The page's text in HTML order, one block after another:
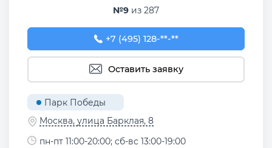
№9 из 287
+7 (495) 128-91-92
+7 (495) 128-**-**
Оставить заявку
Парк Победы
Москва, улица Барклая, 8
пн-пт 11:00-20:00; сб-вс 13:00-19:00